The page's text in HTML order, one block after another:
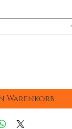
Warenkorb